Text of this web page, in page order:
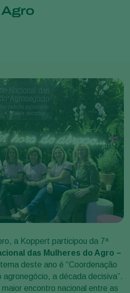
a Koppert participou da 7ª
das Mulheres do Agro –
deste ano é “Coordenação
a década decisiva”.
encontro nacional entre as